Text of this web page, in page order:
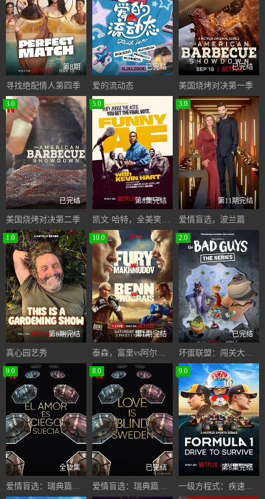
第8期
寻找绝配情人第四季
已完结
爱的流动态
已完结
美国烧烤对决第一季
3.0
已完结
美国烧烤对决第二季
5.0
第8集完结
凯文·哈特，全美笑匠大战
3.0
第11期完结
爱情盲选，波兰篇
1.0
第6期完结
真心园艺秀
10.0
第1期完结
泰森，富里vs阿尔斯兰贝克，马赫穆多夫
2.0
已完结
坏蛋联盟：闯关大行动第二季
9.0
全12集
爱情盲选：瑞典篇第三季
8.0
已完结
爱情盲选：瑞典篇第3季
9.0
第8集完结
一级方程式：疾速争胜第八季